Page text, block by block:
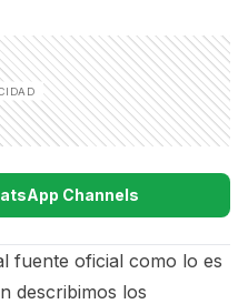
Channels
fuente oficial como lo es
describimos los